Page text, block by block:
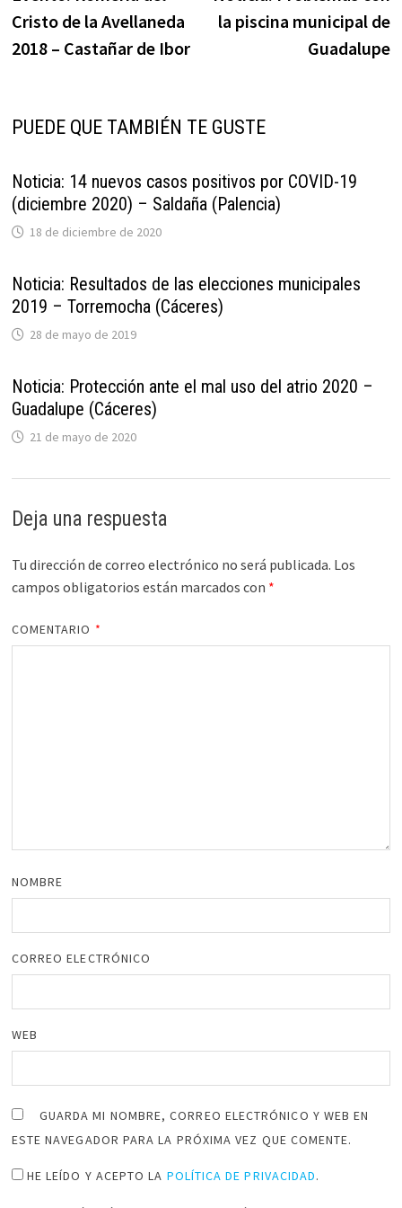
de
entradas
Cristo de la Avellaneda
2018 – Castañar de Ibor
la piscina municipal de
Guadalupe
PUEDE QUE TAMBIÉN TE GUSTE
Noticia: 14 nuevos casos positivos por COVID-19
(diciembre 2020) – Saldaña (Palencia)
18 de diciembre de 2020
Noticia: Resultados de las elecciones municipales
2019 – Torremocha (Cáceres)
28 de mayo de 2019
Noticia: Protección ante el mal uso del atrio 2020 –
Guadalupe (Cáceres)
21 de mayo de 2020
Deja una respuesta
Tu dirección de correo electrónico no será publicada. Los
campos obligatorios están marcados con *
COMENTARIO *
NOMBRE
CORREO ELECTRÓNICO
WEB
GUARDA MI NOMBRE, CORREO ELECTRÓNICO Y WEB EN
ESTE NAVEGADOR PARA LA PRÓXIMA VEZ QUE COMENTE.
HE LEÍDO Y ACEPTO LA POLÍTICA DE PRIVACIDAD.